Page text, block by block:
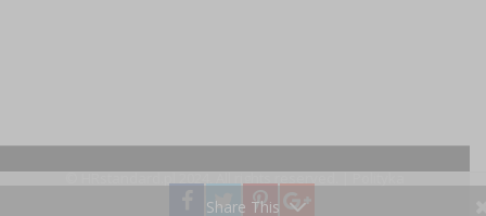
© HRstandard.pl 2024, All rights reserved. |Polityka
prywatności
Share This